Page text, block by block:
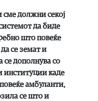
должни секој
да биде
што повеќе
се земат и
се дополнува со
институции каде
амбуланти,
се што и